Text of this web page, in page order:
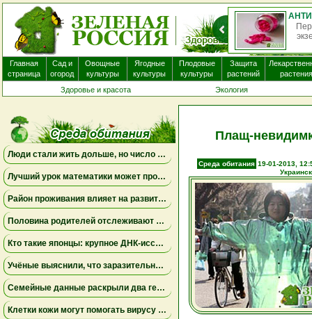
АНТИГИСТАМИННЫЕ ПРЕПАРАТЫ ПОЧТИ НЕ ПОМОГАЮТ ПРИ ЭКЗЕМЕ И МОГУТ ВЫЗЫВАТЬ ПОБОЧНЫЕ ЭФФЕКТЫ
препараты, которые часто назначают пациентам с
вероятно, не приносят существенной пользы. Бол...
Главная
страница
Сад и
огород
Овощные
культуры
Ягодные
культуры
Плодовые
культуры
Защита
растений
растения
Здоровье и красота
Экология
Люди стали жить дольше, но число лет, проведённых с болезнями, продолжает расти
Лучший урок математики может проходить дома
Район проживания влияет на развитие мозга ребенка
Половина родителей отслеживают местоположение взрослых детей, но это не всегда приносит спокойствие
Кто такие японцы: крупное ДНК-исследование меняет представления о происхождении народа
Учёные выяснили, что заразительное зевание может начинаться ещё до рождения
Семейные данные раскрыли два генетических пути к детской депрессии и тревожности
Клетки кожи могут помогать вирусу бешенства проникать в нервную систему даже при незначительных повреждениях
Плащ-
Среда обитания 19-01-2013,